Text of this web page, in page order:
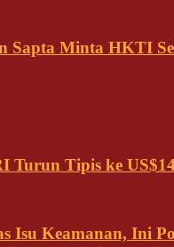
Sapta Minta HKTI
Turun Tipis ke
Isu Keamanan, Ini